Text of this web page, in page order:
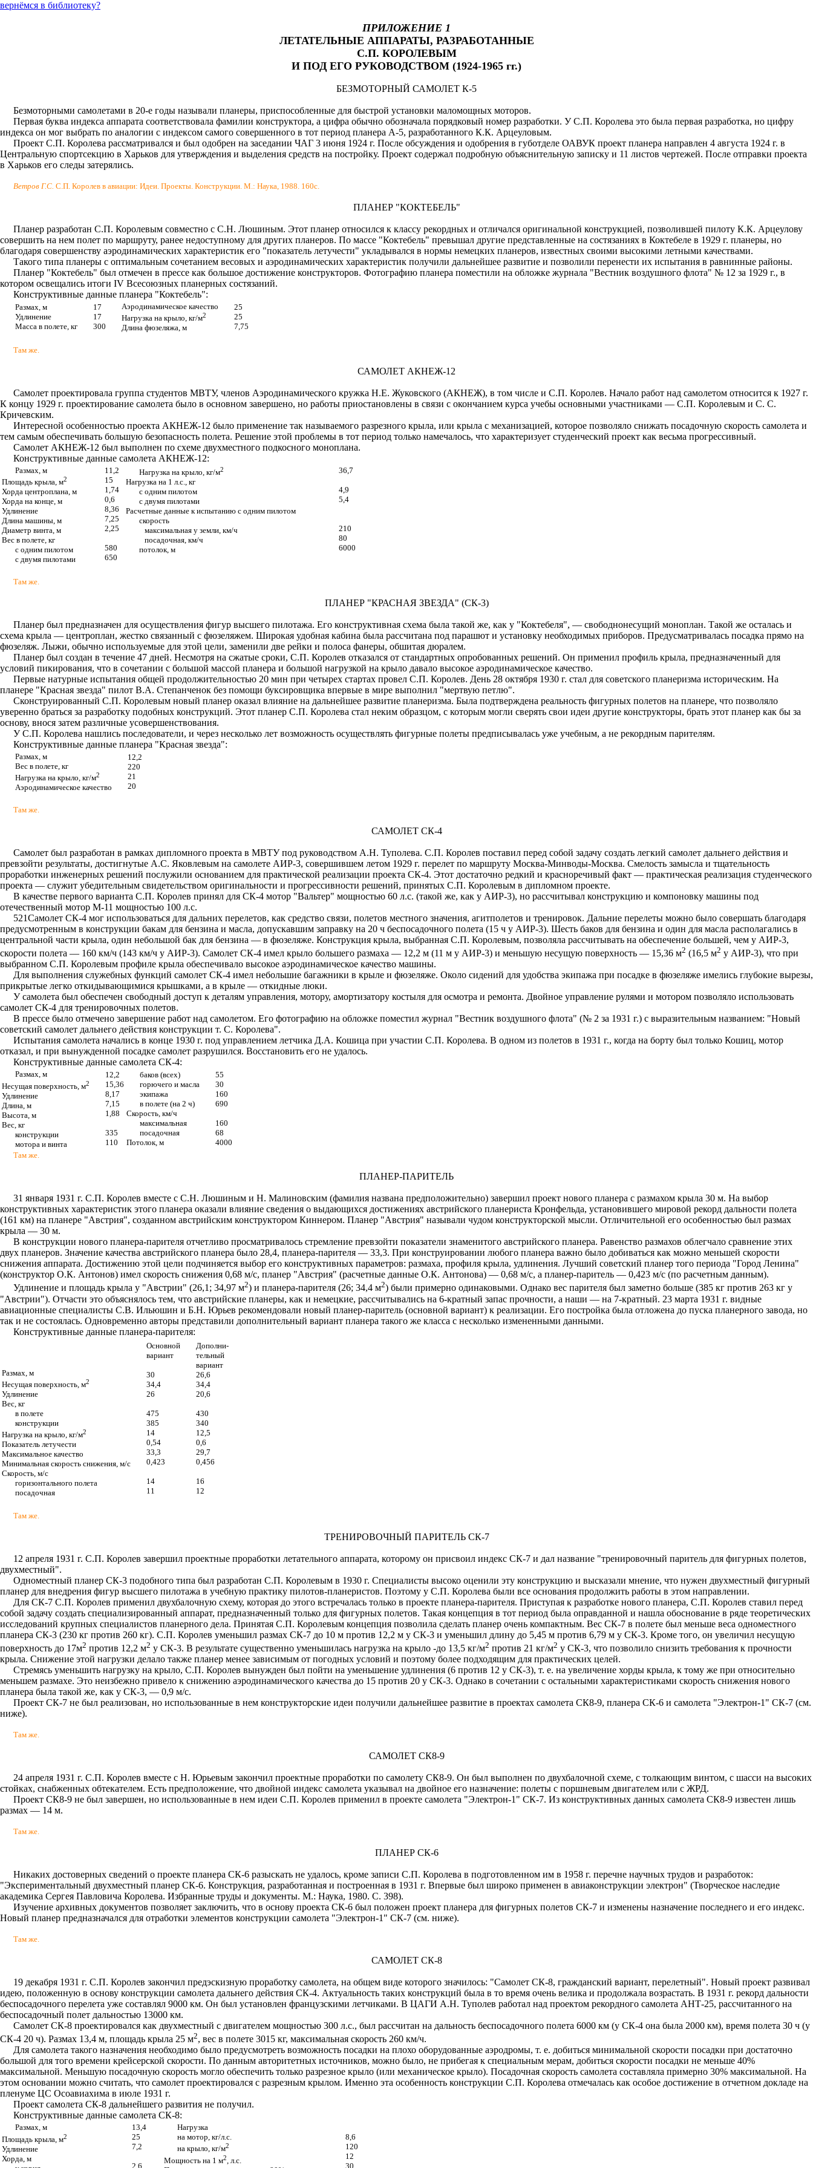
вернёмся в библиотеку?
ПРИЛОЖЕНИЕ 1
ЛЕТАТЕЛЬНЫЕ АППАРАТЫ, РАЗРАБОТАННЫЕ
С.П. КОРОЛЕВЫМ
И ПОД ЕГО РУКОВОДСТВОМ (1924-1965 гг.)
БЕЗМОТОРНЫЙ САМОЛЕТ К-5
Безмоторными самолетами в 20-е годы называли планеры, приспособленные для быстрой установки маломощных моторов.
Первая буква индекса аппарата соответствовала фамилии конструктора, а цифра обычно обозначала порядковый номер разработки. У С.П. Королева это была первая разработка, но цифру
индекса он мог выбрать по аналогии с индексом самого совершенного в тот период планера А-5, разработанного К.К. Арцеуловым.
Проект С.П. Королева рассматривался и был одобрен на заседании ЧАГ 3 июня 1924 г. После обсуждения и одобрения в губотделе ОАВУК проект планера направлен 4 августа 1924 г. в
Центральную спортсекцию в Харьков для утверждения и выделения средств на постройку. Проект содержал подробную объяснительную записку и 11 листов чертежей. После отправки проекта
в Харьков его следы затерялись.
Ветров Г.С. С.П. Королев в авиации: Идеи. Проекты. Конструкции. М.: Наука, 1988. 160с.
ПЛАНЕР "КОКТЕБЕЛЬ"
Планер разработан С.П. Королевым совместно с С.Н. Люшиным. Этот планер относился к классу рекордных и отличался оригинальной конструкцией, позволившей пилоту К.К. Арцеулову
совершить на нем полет по маршруту, ранее недоступному для других планеров. По массе "Коктебель" превышал другие представленные на состязаниях в Коктебеле в 1929 г. планеры, но
благодаря совершенству аэродинамических характеристик его "показатель летучести" укладывался в нормы немецких планеров, известных своими высокими летными качествами.
Такого типа планеры с оптимальным сочетанием весовых и аэродинамических характеристик получили дальнейшее развитие и позволили перенести их испытания в равнинные районы.
Планер "Коктебель" был отмечен в прессе как большое достижение конструкторов. Фотографию планера поместили на обложке журнала "Вестник воздушного флота" № 12 за 1929 г., в
котором освещались итоги IV Всесоюзных планерных состязаний.
Конструктивные данные планера "Коктебель":
Размах, м
Удлинение
Масса в полете, кг
17
17
300
Аэродинамическое качество
Нагрузка на крыло, кг/м2
Длина фюзеляжа, м
25
25
7,75
Там же.
САМОЛЕТ АКНЕЖ-12
Самолет проектировала группа студентов МВТУ, членов Аэродинамического кружка Н.Е. Жуковского (АКНЕЖ), в том числе и С.П. Королев. Начало работ над самолетом относится к 1927 г.
К концу 1929 г. проектирование самолета было в основном завершено, но работы приостановлены в связи с окончанием курса учебы основными участниками — С.П. Королевым и С. С.
Кричевским.
Интересной особенностью проекта АКНЕЖ-12 было применение так называемого разрезного крыла, или крыла с механизацией, которое позволяло снижать посадочную скорость самолета и
тем самым обеспечивать большую безопасность полета. Решение этой проблемы в тот период только намечалось, что характеризует студенческий проект как весьма прогрессивный.
Самолет АКНЕЖ-12 был выполнен по схеме двухместного подкосного моноплана.
Конструктивные данные самолета АКНЕЖ-12:
Размах, м
Площадь крыла, м2
Хорда центроплана, м
Хорда на конце, м
Удлинение
Длина машины, м
Диаметр винта, м
Вес в полете, кг
с одним пилотом
с двумя пилотами
11,2
15
1,74
0,6
8,36
7,25
2,25
580
650
Нагрузка на крыло, кг/м2
Нагрузка на 1 л.с., кг
с одним пилотом
с двумя пилотами
Расчетные данные к испытанию с одним пилотом
скорость
максимальная у земли, км/ч
посадочная, км/ч
потолок, м
36,7
4,9
5,4
210
80
6000
Там же.
ПЛАНЕР "КРАСНАЯ ЗВЕЗДА" (СК-3)
Планер был предназначен для осуществления фигур высшего пилотажа. Его конструктивная схема была такой же, как у "Коктебеля", — свободнонесущий моноплан. Такой же осталась и
схема крыла — центроплан, жестко связанный с фюзеляжем. Широкая удобная кабина была рассчитана под парашют и установку необходимых приборов. Предусматривалась посадка прямо на
фюзеляж. Лыжи, обычно используемые для этой цели, заменили две рейки и полоса фанеры, обшитая дюралем.
Планер был создан в течение 47 дней. Несмотря на сжатые сроки, С.П. Королев отказался от стандартных опробованных решений. Он применил профиль крыла, предназначенный для
условий пикирования, что в сочетании с большой массой планера и большой нагрузкой на крыло давало высокое аэродинамическое качество.
Первые натурные испытания общей продолжительностью 20 мин при четырех стартах провел С.П. Королев. День 28 октября 1930 г. стал для советского планеризма историческим. На
планере "Красная звезда" пилот В.А. Степанченок без помощи буксировщика впервые в мире выполнил "мертвую петлю".
Сконструированный С.П. Королевым новый планер оказал влияние на дальнейшее развитие планеризма. Была подтверждена реальность фигурных полетов на планере, что позволяло
уверенно браться за разработку подобных конструкций. Этот планер С.П. Королева стал неким образцом, с которым могли сверять свои идеи другие конструкторы, брать этот планер как бы за
основу, внося затем различные усовершенствования.
У С.П. Королева нашлись последователи, и через несколько лет возможность осуществлять фигурные полеты предписывалась уже учебным, а не рекордным парителям.
Конструктивные данные планера "Красная звезда":
Размах, м
Вес в полете, кг
Нагрузка на крыло, кг/м2
Аэродинамическое качество
12,2
220
21
20
Там же.
САМОЛЕТ СК-4
Самолет был разработан в рамках дипломного проекта в МВТУ под руководством А.Н. Туполева. С.П. Королев поставил перед собой задачу создать легкий самолет дальнего действия и
превзойти результаты, достигнутые А.С. Яковлевым на самолете АИР-3, совершившем летом 1929 г. перелет по маршруту Москва-Минводы-Москва. Смелость замысла и тщательность
проработки инженерных решений послужили основанием для практической реализации проекта СК-4. Этот достаточно редкий и красноречивый факт — практическая реализация студенческого
проекта — служит убедительным свидетельством оригинальности и прогрессивности решений, принятых С.П. Королевым в дипломном проекте.
В качестве первого варианта С.П. Королев принял для СК-4 мотор "Вальтер" мощностью 60 л.с. (такой же, как у АИР-3), но рассчитывал конструкцию и компоновку машины под
отечественный мотор М-11 мощностью 100 л.с.
521Самолет СК-4 мог использоваться для дальних перелетов, как средство связи, полетов местного значения, агитполетов и тренировок. Дальние перелеты можно было совершать благодаря
предусмотренным в конструкции бакам для бензина и масла, допускавшим заправку на 20 ч беспосадочного полета (15 ч у АИР-3). Шесть баков для бензина и один для масла располагались в
центральной части крыла, один небольшой бак для бензина — в фюзеляже. Конструкция крыла, выбранная С.П. Королевым, позволяла рассчитывать на обеспечение большей, чем у АИР-3,
скорости полета — 160 км/ч (143 км/ч у АИР-3). Самолет СК-4 имел крыло большего размаха — 12,2 м (11 м у АИР-3) и меньшую несущую поверхность — 15,36 м2 (16,5 м2 у АИР-3), что при
выбранном С.П. Королевым профиле крыла обеспечивало высокое аэродинамическое качество машины.
Для выполнения служебных функций самолет СК-4 имел небольшие багажники в крыле и фюзеляже. Около сидений для удобства экипажа при посадке в фюзеляже имелись глубокие вырезы,
прикрытые легко откидывающимися крышками, а в крыле — откидные люки.
У самолета был обеспечен свободный доступ к деталям управления, мотору, амортизатору костыля для осмотра и ремонта. Двойное управление рулями и мотором позволяло использовать
самолет СК-4 для тренировочных полетов.
В прессе было отмечено завершение работ над самолетом. Его фотографию на обложке поместил журнал "Вестник воздушного флота" (№ 2 за 1931 г.) с выразительным названием: "Новый
советский самолет дальнего действия конструкции т. С. Королева".
Испытания самолета начались в конце 1930 г. под управлением летчика Д.А. Кошица при участии С.П. Королева. В одном из полетов в 1931 г., когда на борту был только Кошиц, мотор
отказал, и при вынужденной посадке самолет разрушился. Восстановить его не удалось.
Конструктивные данные самолета СК-4:
Размах, м
Несущая поверхность, м2
Удлинение
Длина, м
Высота, м
Вес, кг
конструкции
мотора и винта
12,2
15,36
8,17
7,15
1,88
335
110
баков (всех)
горючего и масла
экипажа
в полете (на 2 ч)
Скорость, км/ч
максимальная
посадочная
Потолок, м
55
30
160
690
160
68
4000
Там же.
ПЛАНЕР-ПАРИТЕЛЬ
31 января 1931 г. С.П. Королев вместе с С.Н. Люшиным и Н. Малиновским (фамилия названа предположительно) завершил проект нового планера с размахом крыла 30 м. На выбор
конструктивных характеристик этого планера оказали влияние сведения о выдающихся достижениях австрийского планериста Кронфельда, установившего мировой рекорд дальности полета
(161 км) на планере "Австрия", созданном австрийским конструктором Киннером. Планер "Австрия" называли чудом конструкторской мысли. Отличительной его особенностью был размах
крыла — 30 м.
В конструкции нового планера-парителя отчетливо просматривалось стремление превзойти показатели знаменитого австрийского планера. Равенство размахов облегчало сравнение этих
двух планеров. Значение качества австрийского планера было 28,4, планера-парителя — 33,3. При конструировании любого планера важно было добиваться как можно меньшей скорости
снижения аппарата. Достижению этой цели подчиняется выбор его конструктивных параметров: размаха, профиля крыла, удлинения. Лучший советский планер того периода "Город Ленина"
(конструктор О.К. Антонов) имел скорость снижения 0,68 м/с, планер "Австрия" (расчетные данные О.К. Антонова) — 0,68 м/с, а планер-паритель — 0,423 м/с (по расчетным данным).
Удлинение и площадь крыла у "Австрии" (26,1; 34,97 м2) и планера-парителя (26; 34,4 м2) были примерно одинаковыми. Однако вес парителя был заметно больше (385 кг против 263 кг у
"Австрии"). Отчасти это объяснялось тем, что австрийские планеры, как и немецкие, рассчитывались на 6-кратный запас прочности, а наши — на 7-кратный. 23 марта 1931 г. видные
авиационные специалисты С.В. Ильюшин и Б.Н. Юрьев рекомендовали новый планер-паритель (основной вариант) к реализации. Его постройка была отложена до пуска планерного завода, но
так и не состоялась. Одновременно авторы представили дополнительный вариант планера такого же класса с несколько измененными данными.
Конструктивные данные планера-парителя:
Размах, м
Несущая поверхность, м2
Удлинение
Вес, кг
в полете
конструкции
Нагрузка на крыло, кг/м2
Показатель летучести
Максимальное качество
Минимальная скорость снижения, м/с
Скорость, м/с
горизонтального полета
посадочная
Основной
вариант
30
34,4
26
475
385
14
0,54
33,3
0,423
14
11
Дополни-
тельный
вариант
26,6
34,4
20,6
430
340
12,5
0,6
29,7
0,456
16
12
Там же.
ТРЕНИРОВОЧНЫЙ ПАРИТЕЛЬ СК-7
12 апреля 1931 г. С.П. Королев завершил проектные проработки летательного аппарата, которому он присвоил индекс СК-7 и дал название "тренировочный паритель для фигурных полетов,
двухместный".
Одноместный планер СК-3 подобного типа был разработан С.П. Королевым в 1930 г. Специалисты высоко оценили эту конструкцию и высказали мнение, что нужен двухместный фигурный
планер для внедрения фигур высшего пилотажа в учебную практику пилотов-планеристов. Поэтому у С.П. Королева были все основания продолжить работы в этом направлении.
Для СК-7 С.П. Королев применил двухбалочную схему, которая до этого встречалась только в проекте планера-парителя. Приступая к разработке нового планера, С.П. Королев ставил перед
собой задачу создать специализированный аппарат, предназначенный только для фигурных полетов. Такая концепция в тот период была оправданной и нашла обоснование в ряде теоретических
исследований крупных специалистов планерного дела. Принятая С.П. Королевым концепция позволила сделать планер очень компактным. Вес СК-7 в полете был меньше веса одноместного
планера СК-3 (230 кг против 260 кг). С.П. Королев уменьшил размах СК-7 до 10 м против 12,2 м у СК-3 и уменьшил длину до 5,45 м против 6,79 м у СК-3. Кроме того, он увеличил несущую
поверхность до 17м2 против 12,2 м2 у СК-3. В результате существенно уменьшилась нагрузка на крыло -до 13,5 кг/м2 против 21 кг/м2 у СК-3, что позволило снизить требования к прочности
крыла. Снижение этой нагрузки делало также планер менее зависимым от погодных условий и поэтому более подходящим для практических целей.
Стремясь уменьшить нагрузку на крыло, С.П. Королев вынужден был пойти на уменьшение удлинения (6 против 12 у СК-3), т. е. на увеличение хорды крыла, к тому же при относительно
меньшем размахе. Это неизбежно привело к снижению аэродинамического качества до 15 против 20 у СК-3. Однако в сочетании с остальными характеристиками скорость снижения нового
планера была такой же, как у СК-3, — 0,9 м/с.
Проект СК-7 не был реализован, но использованные в нем конструкторские идеи получили дальнейшее развитие в проектах самолета СК8-9, планера СК-6 и самолета "Электрон-1" СК-7 (см.
ниже).
Там же.
САМОЛЕТ СК8-9
24 апреля 1931 г. С.П. Королев вместе с Н. Юрьевым закончил проектные проработки по самолету СК8-9. Он был выполнен по двухбалочной схеме, с толкающим винтом, с шасси на высоких
стойках, снабженных обтекателем. Есть предположение, что двойной индекс самолета указывал на двойное его назначение: полеты с поршневым двигателем или с ЖРД.
Проект СК8-9 не был завершен, но использованные в нем идеи С.П. Королев применил в проекте самолета "Электрон-1" СК-7. Из конструктивных данных самолета СК8-9 известен лишь
размах — 14 м.
Там же.
ПЛАНЕР СК-6
Никаких достоверных сведений о проекте планера СК-6 разыскать не удалось, кроме записи С.П. Королева в подготовленном им в 1958 г. перечне научных трудов и разработок:
"Экспериментальный двухместный планер СК-6. Конструкция, разработанная и построенная в 1931 г. Впервые был широко применен в авиаконструкции электрон" (Творческое наследие
академика Сергея Павловича Королева. Избранные труды и документы. М.: Наука, 1980. С. 398).
Изучение архивных документов позволяет заключить, что в основу проекта СК-6 был положен проект планера для фигурных полетов СК-7 и изменены назначение последнего и его индекс.
Новый планер предназначался для отработки элементов конструкции самолета "Электрон-1" СК-7 (см. ниже).
Там же.
САМОЛЕТ СК-8
19 декабря 1931 г. С.П. Королев закончил предэскизную проработку самолета, на общем виде которого значилось: "Самолет СК-8, гражданский вариант, перелетный". Новый проект развивал
идею, положенную в основу конструкции самолета дальнего действия СК-4. Актуальность таких конструкций была в то время очень велика и продолжала возрастать. В 1931 г. рекорд дальности
беспосадочного перелета уже составлял 9000 км. Он был установлен французскими летчиками. В ЦАГИ А.Н. Туполев работал над проектом рекордного самолета АНТ-25, рассчитанного на
беспосадочный полет дальностью 13000 км.
Самолет СК-8 проектировался как двухместный с двигателем мощностью 300 л.с., был рассчитан на дальность беспосадочного полета 6000 км (у СК-4 она была 2000 км), время полета 30 ч (у
СК-4 20 ч). Размах 13,4 м, площадь крыла 25 м2, вес в полете 3015 кг, максимальная скорость 260 км/ч.
Для самолета такого назначения необходимо было предусмотреть возможность посадки на плохо оборудованные аэродромы, т. е. добиться минимальной скорости посадки при достаточно
большой для того времени крейсерской скорости. По данным авторитетных источников, можно было, не прибегая к специальным мерам, добиться скорости посадки не меньше 40%
максимальной. Меньшую посадочную скорость могло обеспечить только разрезное крыло (или механическое крыло). Посадочная скорость самолета составляла примерно 30% максимальной. На
этом основании можно считать, что самолет проектировался с разрезным крылом. Именно эта особенность конструкции С.П. Королева отмечалась как особое достижение в отчетном докладе на
пленуме ЦС Осоавиахима в июле 1931 г.
Проект самолета СК-8 дальнейшего развития не получил.
Конструктивные данные самолета СК-8:
Размах, м
Площадь крыла, м2
Удлинение
Хорда, м
13,4
25
7,2
2,6
Нагрузка
на мотор, кг/л.с.
на крыло, кг/м2
Мощность на 1 м2
, л.с.
8,6
120
12
30